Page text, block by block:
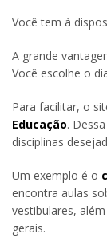
Você tem à
A grande
Você escolhe o
Para facilitar, o
Educação.
disciplinas
Um exemplo é o
encontra aulas
vestibulares,
gerais.